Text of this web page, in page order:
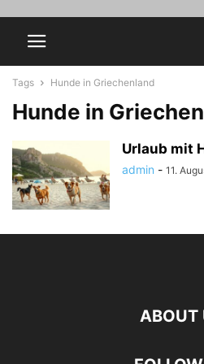
Tags Hunde in Griechenland
Hunde in
Urlaub mit
admin - 11.
ABOUT